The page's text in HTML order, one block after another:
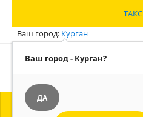
Ваш город: Курган
Ваш город - Курган?
ДА
 МЕНЮ